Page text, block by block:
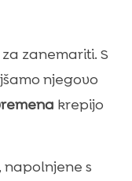
zanemariti. S
njegovo
krepijo
napolnjene s